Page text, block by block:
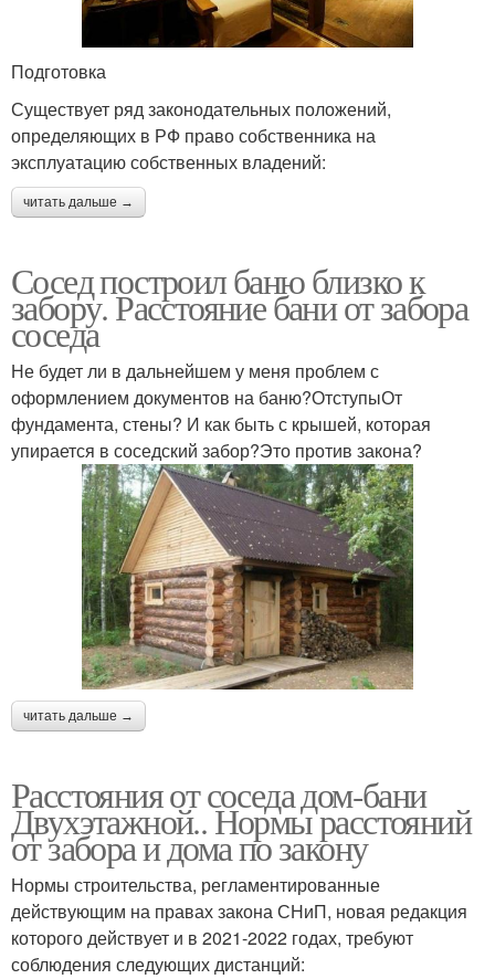
Подготовка
Существует ряд законодательных положений,
определяющих в РФ право собственника на
эксплуатацию собственных владений:
читать дальше →
Сосед построил баню близко к
забору. Расстояние бани от забора
соседа
Не будет ли в дальнейшем у меня проблем с
оформлением документов на баню?ОтступыОт
фундамента, стены? И как быть с крышей, которая
упирается в соседский забор?Это против закона?
читать дальше →
Расстояния от соседа дом-бани
Двухэтажной.. Нормы расстояний
от забора и дома по закону
Нормы строительства, регламентированные
действующим на правах закона СНиП, новая редакция
которого действует и в 2021-2022 годах, требуют
соблюдения следующих дистанций: